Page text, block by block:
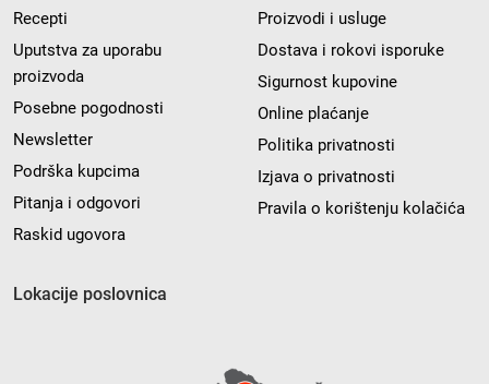
Recepti
Uputstva za uporabu
proizvoda
Posebne pogodnosti
Newsletter
Podrška kupcima
Pitanja i odgovori
Raskid ugovora
Proizvodi i usluge
Dostava i rokovi isporuke
Sigurnost kupovine
Online plaćanje
Politika privatnosti
Izjava o privatnosti
Pravila o korištenju kolačića
Lokacije poslovnica